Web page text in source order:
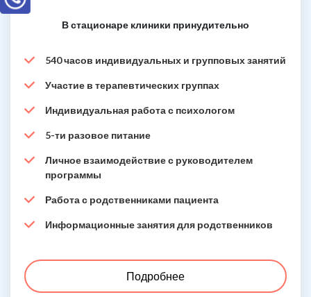
В стационаре клиники принудительно
540 часов индивидуальных и групповых занятий
Участие в терапевтических группах
Индивидуальная работа с психологом
5-ти разовое питание
Личное взаимодействие с руководителем
программы
Работа с родственниками пациента
Информационные занятия для родственников
Подробнее